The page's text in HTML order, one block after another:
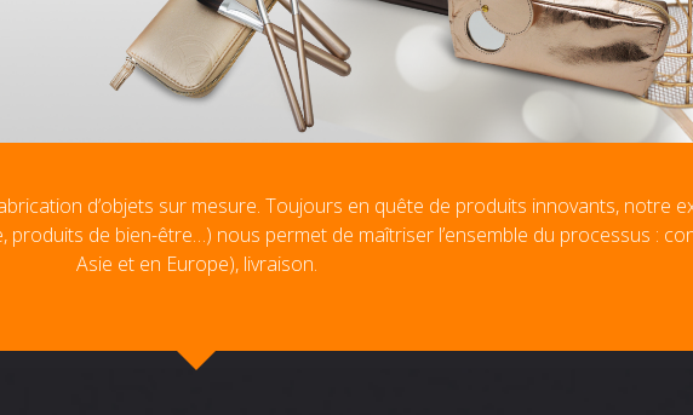
d’objets sur mesure. Toujours en quête de produits innovants, notre
produits de bien-être…) nous permet de maîtriser l’ensemble du processus :
Asie et en Europe), livraison.